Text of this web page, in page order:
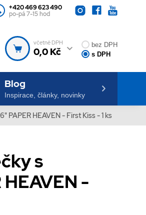
+420 469 623 490
po-pá 7-15 hod
včetně DPH
0,0 Kč
bez DPH
s DPH
Blog
Inspirace, články, novinky
PAPER HEAVEN - First Kiss - 1 ks
s
-